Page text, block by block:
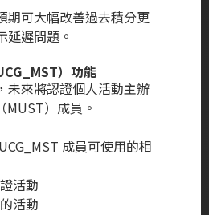
期可大幅改善過去積分更
延遲問題。
）功能
未來將認證個人活動主辦
MUST）成員。
成員可使用的相
活動
活動